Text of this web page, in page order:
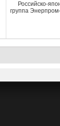
Российско-
группа